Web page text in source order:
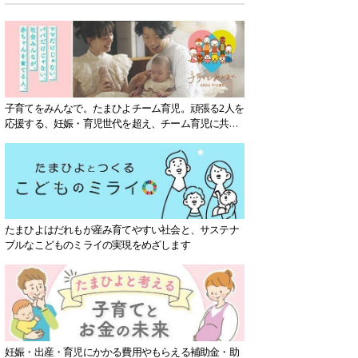
子育てをみんなで。たまひよチーム育児。頑張る2人を
応援する、妊娠・育児世代を超え、チーム育児に共感
たまひよはだれもが産み育てやすい社会と、サステナ
ブルなこどものミライの実現をめざします
妊娠・出産・育児にかかる費用やもらえる補助金・助